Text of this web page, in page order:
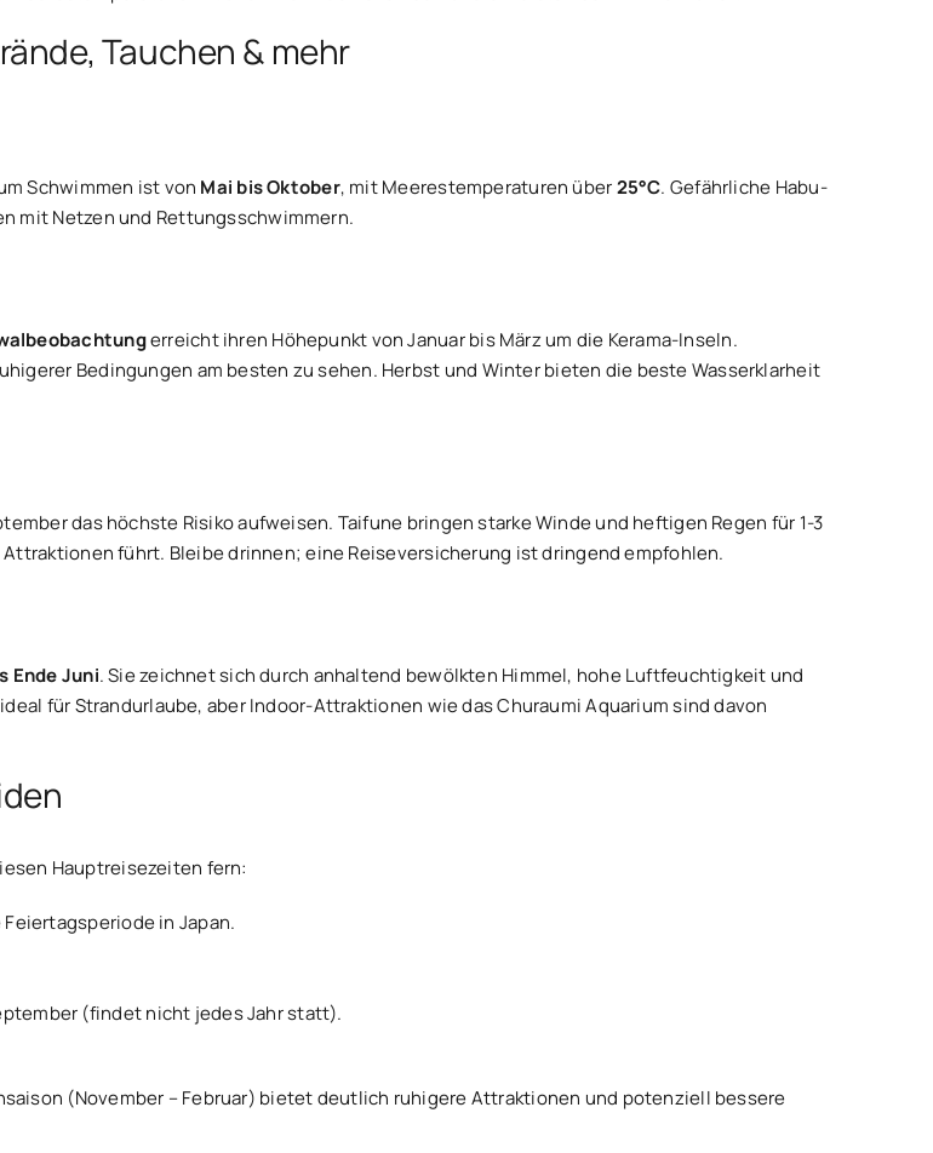
Tauchen & mehr
Schwimmen ist von Mai bis Oktober, mit Meerestemperaturen über25°C. Gefährliche Habu-
mit Netzen und Rettungsschwimmern.
erreicht ihren Höhepunkt von Januar bis März um die Kerama-Inseln.
Bedingungen am besten zu sehen. Herbst und Winter bieten die beste Wasserklarheit
das höchste Risiko aufweisen. Taifune bringen starke Winde und heftigen Regen für 1-3
führt. Bleibe drinnen; eine Reiseversicherung ist dringend empfohlen.
Ende Juni. Sie zeichnet sich durch anhaltend bewölkten Himmel, hohe Luftfeuchtigkeit und
für Strandurlaube, aber Indoor-Attraktionen wie das Churaumi Aquarium sind davon
Hauptreisezeiten fern:
in Japan.
(findet nicht jedes Jahr statt).
(November – Februar) bietet deutlich ruhigere Attraktionen und potenziell bessere